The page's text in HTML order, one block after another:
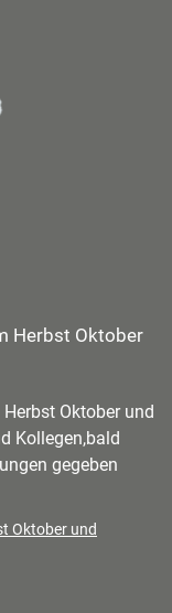
Herbst Oktober
Oktober und
Kollegen,bald
gegeben
Oktober und